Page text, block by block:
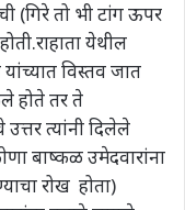
(गिरे तो भी टांग ऊपर
येथील
यांच्यात विस्तव जात
होते तर ते
त्यांनी दिलेले
बाष्कळ उमेदवारांना
रोख होता)